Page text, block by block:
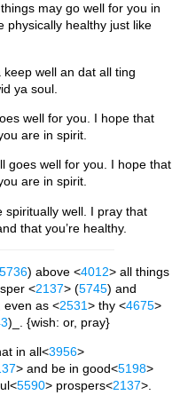
may go well for you in
physically healthy just like
well an dat all ting
ya soul.
well for you. I hope that
are in spirit.
goes well for you. I hope that
are in spirit.
spiritually well. I pray that
that you’re healthy.
5736) above <4012> all things
<2137> (5745) and
even as <2531> thy <4675>
)_. {wish: or, pray}
in all<3956>
> and be in good<5198>
5590> prospers<2137>.